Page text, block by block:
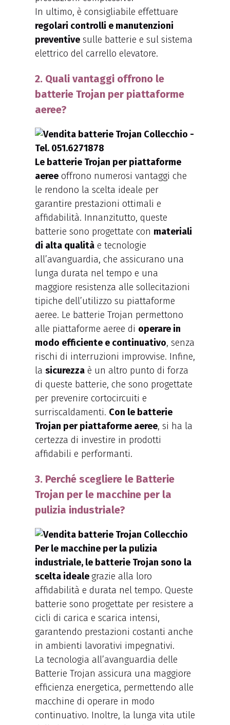
In ultimo, è consigliabile effettuare
regolari controlli e manutenzioni
preventive sulle batterie e sul sistema
elettrico del carrello elevatore.
2. Quali vantaggi offrono le
batterie Trojan per piattaforme
aeree?
Le batterie Trojan per piattaforme
aeree offrono numerosi vantaggi che
le rendono la scelta ideale per
garantire prestazioni ottimali e
affidabilità. Innanzitutto, queste
batterie sono progettate con materiali
di alta qualità e tecnologie
all’avanguardia, che assicurano una
lunga durata nel tempo e una
maggiore resistenza alle sollecitazioni
tipiche dell’utilizzo su piattaforme
aeree. Le batterie Trojan permettono
alle piattaforme aeree di operare in
modo efficiente e continuativo, senza
rischi di interruzioni improvvise. Infine,
la sicurezza è un altro punto di forza
di queste batterie, che sono progettate
per prevenire cortocircuiti e
surriscaldamenti. Con le batterie
Trojan per piattaforme aeree, si ha la
certezza di investire in prodotti
affidabili e performanti.
3. Perché scegliere le Batterie
Trojan per le macchine per la
pulizia industriale?
Per le macchine per la pulizia
industriale, le batterie Trojan sono la
scelta idealegrazie alla loro
affidabilità e durata nel tempo. Queste
batterie sono progettate per resistere a
cicli di carica e scarica intensi,
garantendo prestazioni costanti anche
in ambienti lavorativi impegnativi.
La tecnologia all’avanguardia delle
Batterie Trojan assicura una maggiore
efficienza energetica, permettendo alle
macchine di operare in modo
continuativo. Inoltre, la lunga vita utile